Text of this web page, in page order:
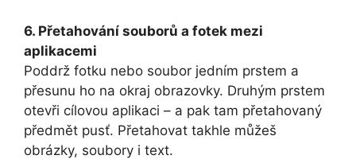
6. Přetahování souborů a fotek mezi
aplikacemi
Poddrž fotku nebo soubor jedním prstem a
přesunu ho na okraj obrazovky. Druhým prstem
otevři cílovou aplikaci – a pak tam přetahovaný
předmět pusť. Přetahovat takhle můžeš
obrázky, soubory i text.